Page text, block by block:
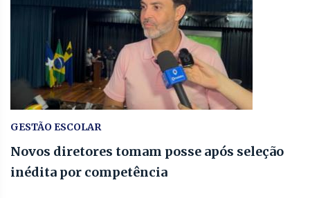
GESTÃO ESCOLAR
Novos diretores tomam posse após seleção
inédita por competência